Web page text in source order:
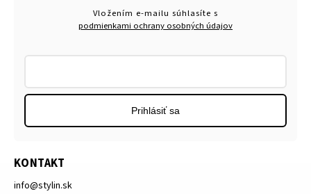
KONTAKT
info@stylin.sk
Vložením e-mailu súhlasíte s
podmienkami ochrany osobných údajov
Prihlásiť sa